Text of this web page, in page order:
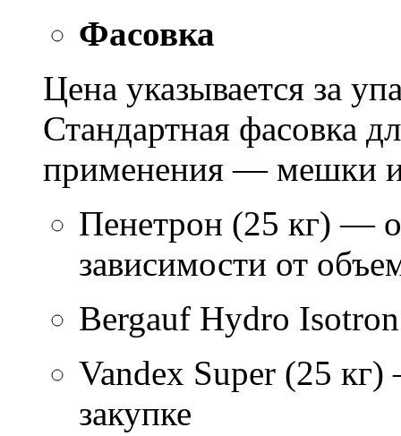
Фасовка
Цена указывается за
Стандартная фасовка
применения — мешки
Пенетрон (25 кг) —
зависимости от
Bergauf Hydro
Vandex Super (25
закупке